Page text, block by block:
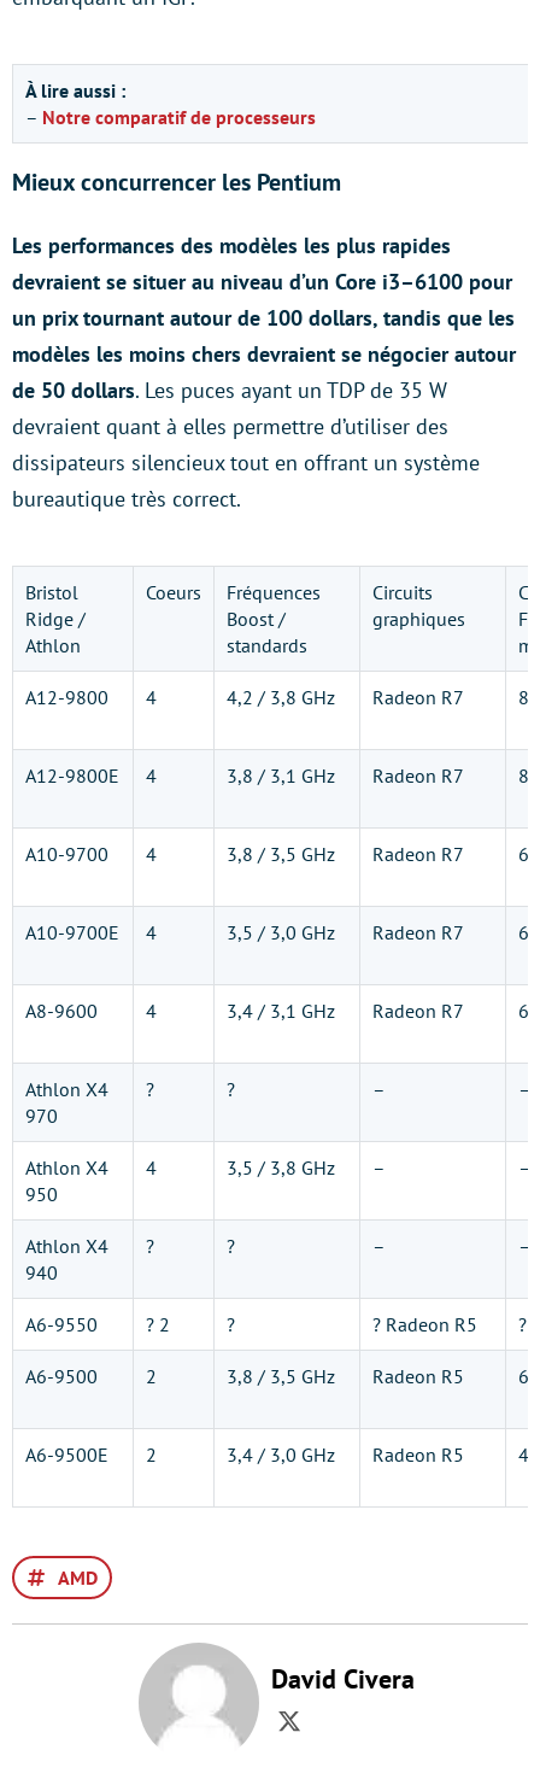
À lire aussi :
– Notre comparatif de processeurs
Mieux concurrencer les Pentium
Les performances des modèles les plus rapides
devraient se situer au niveau d’un Core i3–6100 pour
un prix tournant autour de 100 dollars, tandis que les
modèles les moins chers devraient se négocier autour
de 50 dollars. Les puces ayant un TDP de 35 W
devraient quant à elles permettre d’utiliser des
dissipateurs silencieux tout en offrant un système
bureautique très correct.
Bristol
Ridge /
Athlon
Coeurs
Fréquences
Boost /
standards
Circuits
graphiques
A12-9800 4 4,2 / 3,8 GHz Radeon R7 8
A12-9800E 4 3,8 / 3,1 GHz Radeon R7 8
A10-9700 4 3,8 / 3,5 GHz Radeon R7 6
A10-9700E 4 3,5 / 3,0 GHz Radeon R7 6
A8-9600 4 3,4 / 3,1 GHz Radeon R7 6
Athlon X4
970
? ? – –
Athlon X4
950
4 3,5 / 3,8 GHz – –
Athlon X4
940
? ? – –
A6-9550 ? 2 ? ? Radeon R5 ?
A6-9500 2 3,8 / 3,5 GHz Radeon R5 6
A6-9500E 2 3,4 / 3,0 GHz Radeon R5 4
AMD
David Civera
Twitter